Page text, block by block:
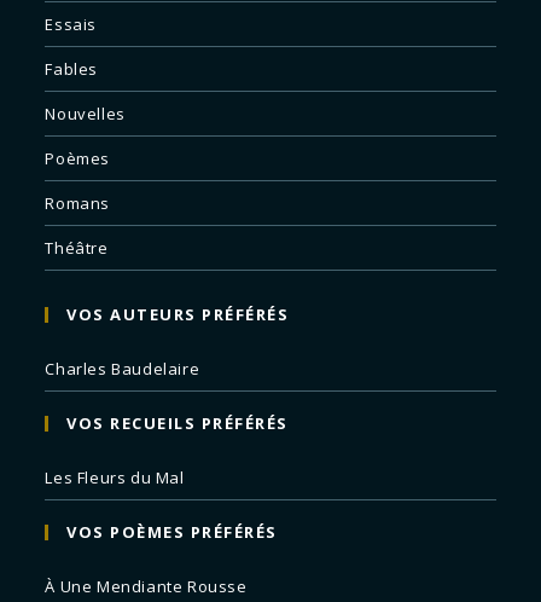
Essais
Fables
Nouvelles
Poèmes
Romans
Théâtre
VOS AUTEURS PRÉFÉRÉS
Charles Baudelaire
VOS RECUEILS PRÉFÉRÉS
Les Fleurs du Mal
VOS POÈMES PRÉFÉRÉS
À Une Mendiante Rousse